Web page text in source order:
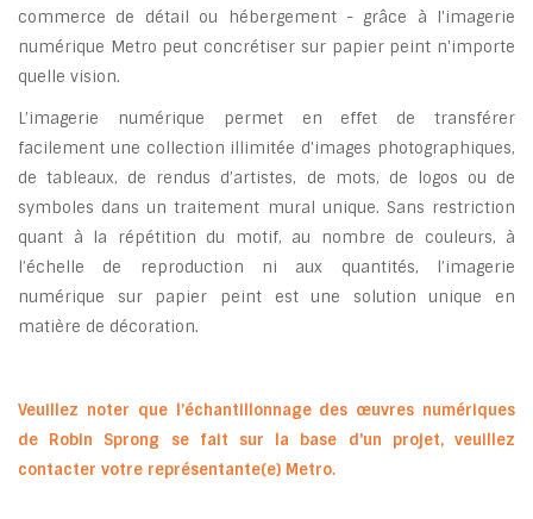
commerce de détail ou hébergement - grâce à I'imagerie
numérique Metro peut concrétiser sur papier peint n'importe
quelle vision.
L’imagerie numérique permet en effet de transférer
facilement une collection illimitée d’images photographiques,
de tableaux, de rendus d’artistes, de mots, de logos ou de
symboles dans un traitement mural unique. Sans restriction
quant à la répétition du motif, au nombre de couleurs, à
l’échelle de reproduction ni aux quantités, l’imagerie
numérique sur papier peint est une solution unique en
matière de décoration.
Veuillez noter que l’échantillonnage des œuvres numériques
de Robin Sprong se fait sur la base d'un projet, veuillez
contacter votre représentante(e) Metro.